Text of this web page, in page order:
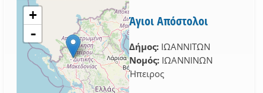
+
-
Άγιοι Απόστολοι
Δήμος: ΙΩΑΝΝΙΤΩΝ
Νομός: ΙΩΑΝΝΙΝΩΝ
Ήπειρος